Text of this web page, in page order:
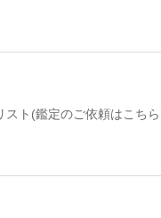
ト(鑑定のご依頼はこちら